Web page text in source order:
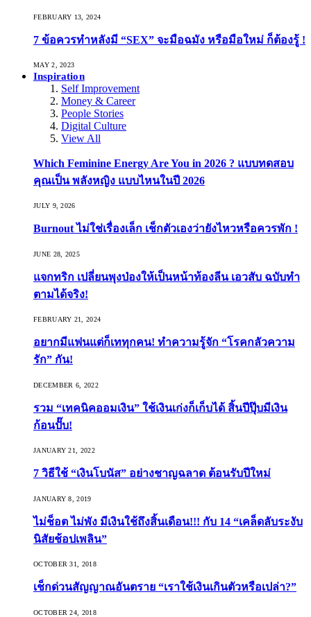
FEBRUARY 13, 2024
7 ข้อควรทำหลังมี “SEX” จะมือฉมัง หรือมือใหม่ ก็ต้องรู้ !
MAY 2, 2023
Inspiration
Self Improvement
Money & Career
People Stories
Digital Culture
View All
Which Feminine Energy Are You in 2026 ? แบบทดสอบ
คุณเป็น พลังหญิง แบบไหนในปี 2026
JULY 9, 2026
Burnout ไม่ใช่เรื่องเล็ก เช็กตัวเองว่ายังไหวหรือควรพัก !
JUNE 28, 2025
แจกทริก เปลี่ยนพุงป่องให้เป็นหน้าท้องลีน เอวสับ ฉบับทำ
ตามได้จริง!
FEBRUARY 21, 2024
อยากมีแฟนแต่ก็เททุกคน! ทำความรู้จัก “โรคกลัวความ
รัก” กัน!
DECEMBER 6, 2022
รวม “เทคนิคออมเงิน” ใช้เงินเก่งก็เก็บได้ สิ้นปีปุ๊บมีเงิน
ก้อนปั๊บ!
JANUARY 21, 2022
7 วิธีใช้ “เงินโบนัส” อย่างชาญฉลาด ต้อนรับปีใหม่
JANUARY 8, 2019
ไม่ช็อต ไม่พัง มีเงินใช้ถึงสิ้นเดือน!!! กับ 14 “เคล็ดลับระงับ
นิสัยช้อปเพลิน”
OCTOBER 31, 2018
เช็กด่วนสัญญาณอันตราย “เราใช้เงินเกินตัวหรือเปล่า?”
OCTOBER 24, 2018